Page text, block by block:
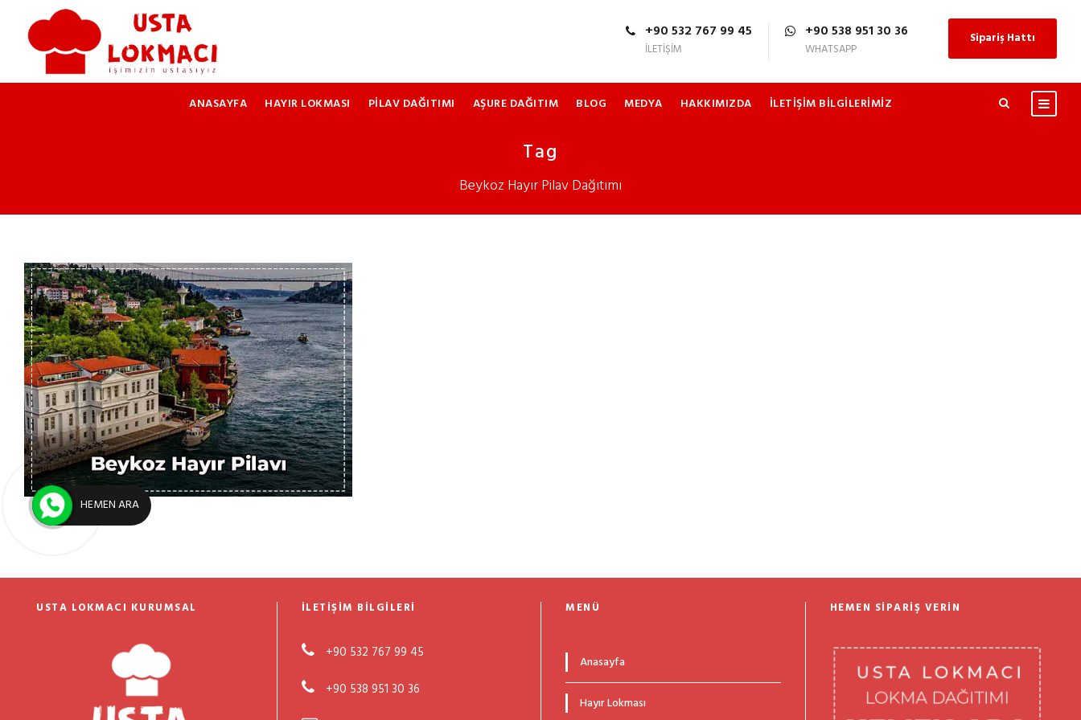
+90 532 767 99 45
İLETIŞIM
+90 538 951 30 36
WHATSAPP
Sipariş Hattı
ANASAYFA HAYIR LOKMASI PILAV DAĞITIMI AŞURE DAĞITIM BLOG MEDYA HAKKIMIZDA İLETIŞIM BILGILERIMIZ
Tag
Beykoz Hayır Pilav Dağıtımı
13 Mayıs 2025
Usta Lokmacı
Hayır Pilav Dağıtımı
USTA LOKMACI KURUMSAL İLETIŞIM BILGILERI
+90 532 767 99 45
+90 538 951 30 36
MENÜ
Anasayfa
Hayır Lokması
HEMEN SIPARIŞ VERIN
HEMEN ARA